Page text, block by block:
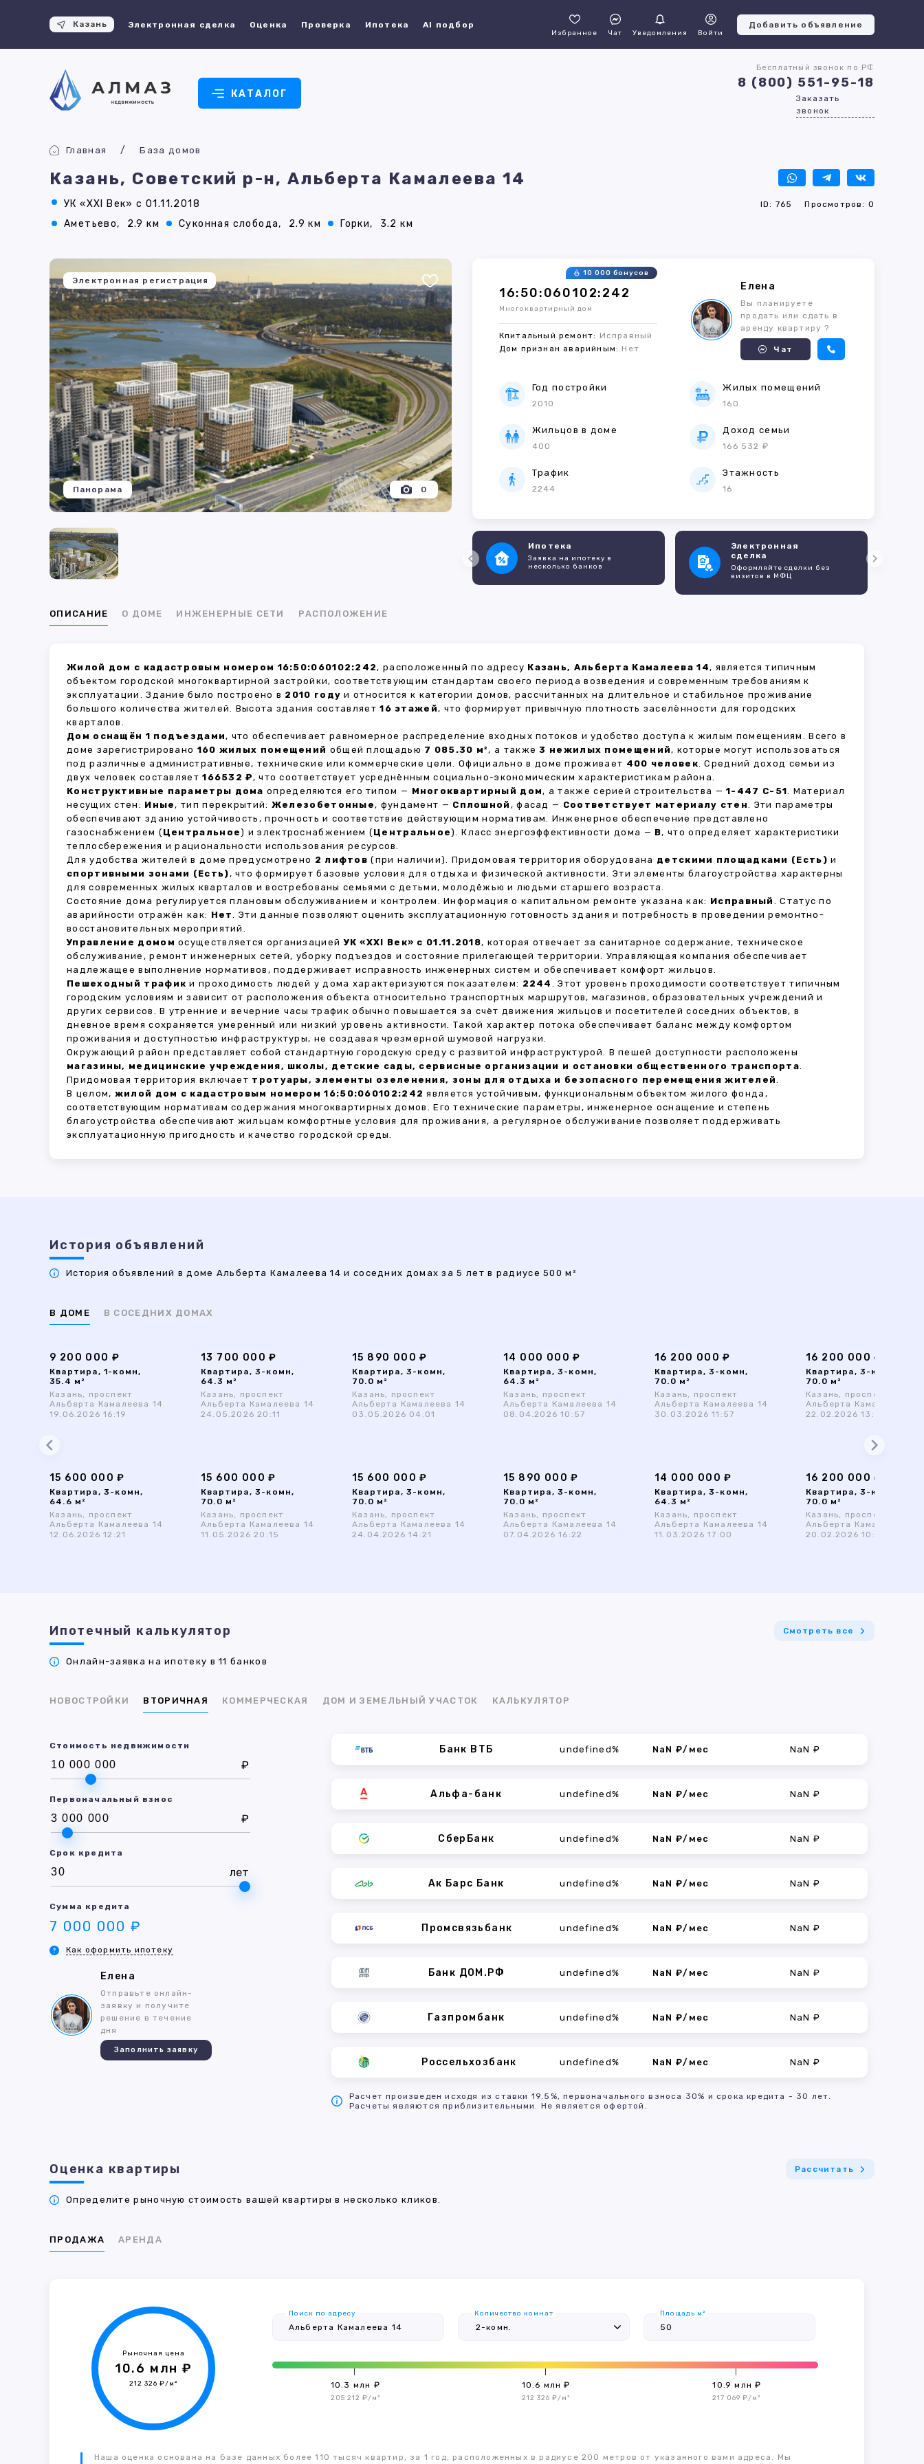
Казань Электронная сделка Оценка Проверка Ипотека AI подбор
Избранное Чат Уведомления Войти
Добавить объявление
КАТАЛОГ
Бесплатный звонок по РФ
8 (800) 551-95-18
Заказать
звонок
Главная База домов
Казань, Советский р-н, Альберта Камалеева 14
УК «XXI Век» с 01.11.2018 ID: 765 Просмотров: 0
Аметьево, 2.9 км Суконная слобода, 2.9 км Горки, 3.2 км
Электронная регистрация
0
Панорама
16:50:060102:242
10 000 бонусов
Многоквартирный дом
Кпитальный ремонт: Исправный
Дом признан аварийным: Нет
Елена
Вы планируете
продать или сдать в
аренду квартиру ?
Чат
Год постройки
2010
Жилых помещений
160
Жильцов в доме
400
Доход семьи
166 532 ₽
Трафик
2244
Этажность
16
Ипотека
Заявка на ипотеку в
несколько банков
Электронная
сделка
Оформляйте сделки без
визитов в МФЦ
ОПИСАНИЕ О ДОМЕ ИНЖЕНЕРНЫЕ СЕТИ РАСПОЛОЖЕНИЕ
Жилой дом с кадастровым номером 16:50:060102:242, расположенный по адресу Казань, Альберта Камалеева 14, является типичным
объектом городской многоквартирной застройки, соответствующим стандартам своего периода возведения и современным требованиям к
эксплуатации. Здание было построено в 2010 году и относится к категории домов, рассчитанных на длительное и стабильное проживание
большого количества жителей. Высота здания составляет16 этажей, что формирует привычную плотность заселённости для городских
кварталов.
Дом оснащён 1 подъездами, что обеспечивает равномерное распределение входных потоков и удобство доступа к жилым помещениям. Всего в
доме зарегистрировано 160 жилых помещений общей площадью 7 085.30 м², а также3 нежилых помещений, которые могут использоваться
под различные административные, технические или коммерческие цели. Официально в доме проживает 400 человек. Средний доход семьи из
двух человек составляет166532 ₽, что соответствует усреднённым социально-экономическим характеристикам района.
Конструктивные параметры дома определяются его типом — Многоквартирный дом, а также серией строительства —1-447 С-51. Материал
несущих стен: Иные, тип перекрытий: Железобетонные, фундамент — Сплошной , фасад — Соответствует материалу стен. Эти параметры
обеспечивают зданию устойчивость, прочность и соответствие действующим нормативам. Инженерное обеспечение представлено
газоснабжением (Центральное) и электроснабжением (Центральное). Класс энергоэффективности дома — B, что определяет характеристики
теплосбережения и рациональности использования ресурсов.
Для удобства жителей в доме предусмотрено 2 лифтов (при наличии). Придомовая территория оборудована детскими площадками (Есть) и
спортивными зонами (Есть), что формирует базовые условия для отдыха и физической активности. Эти элементы благоустройства характерны
для современных жилых кварталов и востребованы семьями с детьми, молодёжью и людьми старшего возраста.
Состояние дома регулируется плановым обслуживанием и контролем. Информация о капитальном ремонте указана как: Исправный . Статус по
аварийности отражён как: Нет. Эти данные позволяют оценить эксплуатационную готовность здания и потребность в проведении ремонтно-
восстановительных мероприятий.
Управление домом осуществляется организациейУК «XXI Век» с 01.11.2018, которая отвечает за санитарное содержание, техническое
обслуживание, ремонт инженерных сетей, уборку подъездов и состояние прилегающей территории. Управляющая компания обеспечивает
надлежащее выполнение нормативов, поддерживает исправность инженерных систем и обеспечивает комфорт жильцов.
Пешеходный трафик и проходимость людей у дома характеризуются показателем: 2244 . Этот уровень проходимости соответствует типичным
городским условиям и зависит от расположения объекта относительно транспортных маршрутов, магазинов, образовательных учреждений и
других сервисов. В утренние и вечерние часы трафик обычно повышается за счёт движения жильцов и посетителей соседних объектов, в
дневное время сохраняется умеренный или низкий уровень активности. Такой характер потока обеспечивает баланс между комфортом
проживания и доступностью инфраструктуры, не создавая чрезмерной шумовой нагрузки.
Окружающий район представляет собой стандартную городскую среду с развитой инфраструктурой. В пешей доступности расположены
магазины, медицинские учреждения, школы, детские сады, сервисные организации и остановки общественного транспорта.
Придомовая территория включает тротуары, элементы озеленения, зоны для отдыха и безопасного перемещения жителей.
В целом, жилой дом с кадастровым номером 16:50:060102:242 является устойчивым, функциональным объектом жилого фонда,
соответствующим нормативам содержания многоквартирных домов. Его технические параметры, инженерное оснащение и степень
благоустройства обеспечивают жильцам комфортные условия для проживания, а регулярное обслуживание позволяет поддерживать
эксплуатационную пригодность и качество городской среды.
История объявлений
История объявлений в доме Альберта Камалеева 14 и соседних домах за 5 лет в радиусе 500 м²
В ДОМЕ В СОСЕДНИХ ДОМАХ
9 200 000 ₽
Квартира, 1-комн,
35.4 м²
Казань, проспект
Альберта Камалеева 14
19.06.2026 16:19
13 700 000 ₽
Квартира, 3-комн,
64.3 м²
Казань, проспект
Альберта Камалеева 14
24.05.2026 20:11
15 890 000 ₽
Квартира, 3-комн,
70.0 м²
Казань, проспект
Альберта Камалеева 14
03.05.2026 04:01
14 000 000 ₽
Квартира, 3-комн,
64.3 м²
Казань, проспект
Альберта Камалеева 14
08.04.2026 10:57
16 200 000 ₽
Квартира, 3-комн,
70.0 м²
Казань, проспект
Альберта Камалеева 14
30.03.2026 11:57
16 200 000 ₽
Квартира, 3-комн,
70.0 м²
Казань, проспект
Альберта Камалеева 14
22.02.2026 13:27
15 600 000 ₽
Квартира, 3-комн,
64.6 м²
Казань, проспект
Альберта Камалеева 14
12.06.2026 12:21
15 600 000 ₽
Квартира, 3-комн,
70.0 м²
Казань, проспект
Альберта Камалеева 14
11.05.2026 20:15
15 600 000 ₽
Квартира, 3-комн,
70.0 м²
Казань, проспект
Альберта Камалеева 14
24.04.2026 14:21
15 890 000 ₽
Квартира, 3-комн,
70.0 м²
Казань, проспект
Альберта Камалеева 14
07.04.2026 16:22
14 000 000 ₽
Квартира, 3-комн,
64.3 м²
Казань, проспект
Альберта Камалеева 14
11.03.2026 17:00
16 200 000 ₽
Квартира, 3-комн,
70.0 м²
Казань, проспект
Альберта Камалеева 14
20.02.2026 10:33
Ипотечный калькулятор Смотреть все
Онлайн-заявка на ипотеку в 11 банков
НОВОСТРОЙКИ ВТОРИЧНАЯ КОММЕРЧЕСКАЯ ДОМ И ЗЕМЕЛЬНЫЙ УЧАСТОК КАЛЬКУЛЯТОР
Стоимость недвижимости
₽
Первоначальный взнос
₽
Срок кредита
лет
Сумма кредита
7 000 000 ₽
Как оформить ипотеку
Елена
Отправьте онлайн-
заявку и получите
решение в течение
дня
Заполнить заявку
Банк ВТБ undefined% NaN ₽/мес NaN ₽
Альфа-банк undefined% NaN ₽/мес NaN ₽
СберБанк undefined% NaN ₽/мес NaN ₽
Ак Барс Банк undefined% NaN ₽/мес NaN ₽
Промсвязьбанк undefined% NaN ₽/мес NaN ₽
Банк ДОМ.РФ undefined% NaN ₽/мес NaN ₽
Газпромбанк undefined% NaN ₽/мес NaN ₽
Россельхозбанк undefined% NaN ₽/мес NaN ₽
Расчет произведен исходя из ставки 19.5%, первоначального взноса 30% и срока кредита - 30 лет.
Расчеты являются приблизительными. Не является офертой.
Оценка квартиры Рассчитать
Определите рыночную стоимость вашей квартиры в несколько кликов.
ПРОДАЖА АРЕНДА
Рыночная цена
10.6 млн ₽
212 326 ₽/м²
Поиск по адресу Количество комнат Площадь м²
10.3 млн ₽
205 212 ₽/м²
10.6 млн ₽
212 326 ₽/м²
10.9 млн ₽
217 069 ₽/м²
Наша оценка основана на базе данных более 110 тысяч квартир, за 1 год, расположенных в радиусе 200 метров от указанного вами адреса. Мы